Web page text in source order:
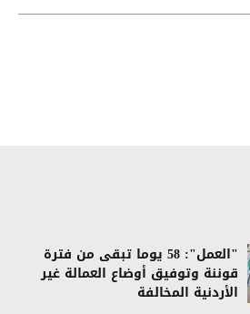
"العمل": 58 يوما تبقى من فترة
قوننة وتوفيق أوضاع العمالة غير
الأردنية المخالفة